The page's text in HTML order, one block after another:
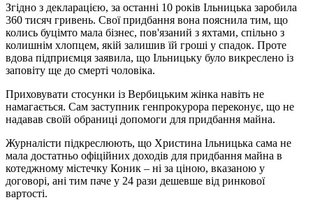
Згідно з декларацією, за останні 10 років Ільницька заробила
360 тисяч гривень. Свої придбання вона пояснила тим, що
колись буцімто мала бізнес, пов'язаний з яхтами, спільно з
колишнім хлопцем, якій залишив їй гроші у спадок. Проте
вдова підприємця заявила, що Ільницьку було викреслено із
заповіту ще до смерті чоловіка.
Приховувати стосунки із Вербицьким жінка навіть не
намагається. Сам заступник генпрокурора переконує, що не
надавав своїй обраниці допомоги для придбання майна.
Журналісти підкреслюють, що Христина Ільницька сама не
мала достатньо офіційних доходів для придбання майна в
котеджному містечку Коник – ні за ціною, вказаною у
договорі, ані тим паче у 24 рази дешевше від ринкової
вартості.